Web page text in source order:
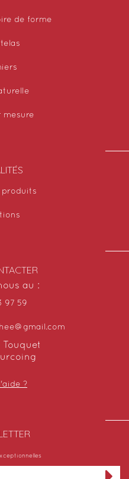
de forme
mesure
produits
au :
97 59
Touquet
?